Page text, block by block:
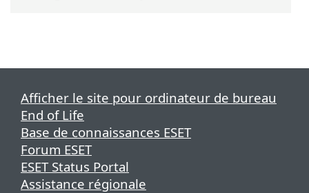
Afficher le site pour ordinateur de bureau
End of Life
Base de connaissances ESET
Forum ESET
ESET Status Portal
Assistance régionale